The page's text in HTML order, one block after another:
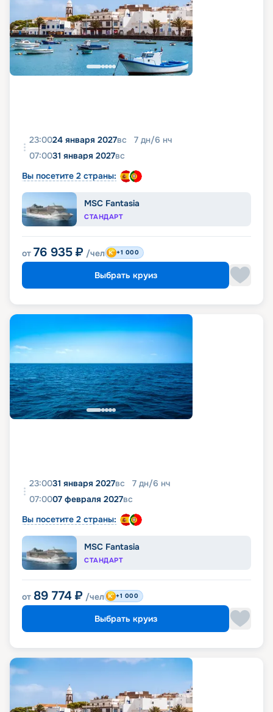
23:0024 января 2027вс 7 дн/6 нч
07:0031 января 2027вс
Вы посетите 2 страны:
MSC Fantasia
СТАНДАРТ
от 76 935 ₽ /чел +1 000
Выбрать круиз
23:0031 января 2027вс 7 дн/6 нч
07:0007 февраля 2027вс
Вы посетите 2 страны:
MSC Fantasia
СТАНДАРТ
от 89 774 ₽ /чел +1 000
Выбрать круиз